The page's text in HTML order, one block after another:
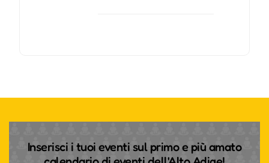
Inserisci i tuoi eventi sul primo e più amato